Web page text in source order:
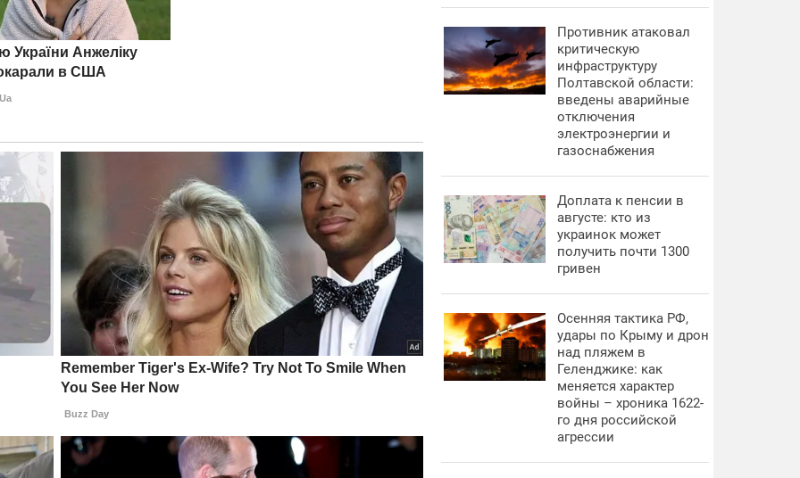
Противник атаковал
критическую
инфраструктуру
Полтавской области:
введены аварийные
отключения
электроэнергии и
газоснабжения
Доплата к пенсии в
августе: кто из
украинок может
получить почти 1300
гривен
Осенняя тактика РФ,
удары по Крыму и дрон
над пляжем в
Геленджике: как
меняется характер
войны – хроника 1622-
го дня российской
агрессии